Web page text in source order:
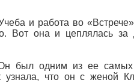
и работа во
Вот она и цеплялась
был одним из ее
что он с женой